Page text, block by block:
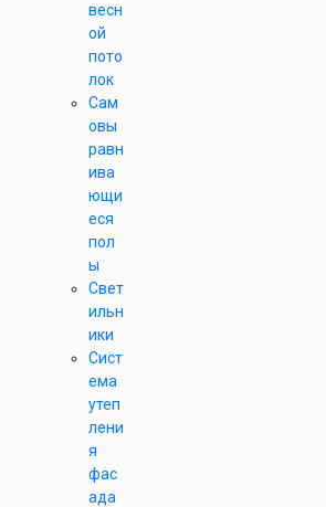
весн
ой
пото
лок
Сам
овы
равн
ива
ющи
еся
пол
ы
Свет
ильн
ики
Сист
ема
утеп
лени
я
фас
ада